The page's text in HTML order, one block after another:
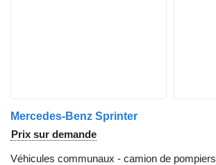
Mercedes-Benz Sprinter
Prix sur demande
Véhicules communaux - camion de pompiers